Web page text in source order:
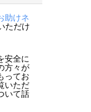
助けネ
ただけ
安全に
方々が
ってお
いただ
いて話